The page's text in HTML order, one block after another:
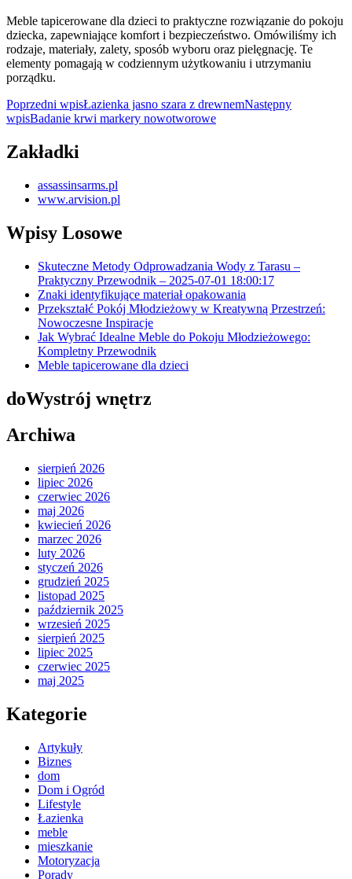
Meble tapicerowane dla dzieci to praktyczne rozwiązanie do pokoju
dziecka, zapewniające komfort i bezpieczeństwo. Omówiliśmy ich
rodzaje, materiały, zalety, sposób wyboru oraz pielęgnację. Te
elementy pomagają w codziennym użytkowaniu i utrzymaniu
porządku.
Nawigacja
wpisu
Poprzedni wpisŁazienka jasno szara z drewnemNastępny
wpisBadanie krwi markery nowotworowe
Zakładki
assassinsarms.pl
www.arvision.pl
Wpisy Losowe
Skuteczne Metody Odprowadzania Wody z Tarasu –
Praktyczny Przewodnik – 2025-07-01 18:00:17
Znaki identyfikujące materiał opakowania
Przekształć Pokój Młodzieżowy w Kreatywną Przestrzeń:
Nowoczesne Inspiracje
Jak Wybrać Idealne Meble do Pokoju Młodzieżowego:
Kompletny Przewodnik
Meble tapicerowane dla dzieci
doWystrój wnętrz
Archiwa
sierpień 2026
lipiec 2026
czerwiec 2026
maj 2026
kwiecień 2026
marzec 2026
luty 2026
styczeń 2026
grudzień 2025
listopad 2025
październik 2025
wrzesień 2025
sierpień 2025
lipiec 2025
czerwiec 2025
maj 2025
Kategorie
Artykuły
Biznes
dom
Dom i Ogród
Lifestyle
Łazienka
meble
mieszkanie
Motoryzacja
Porady